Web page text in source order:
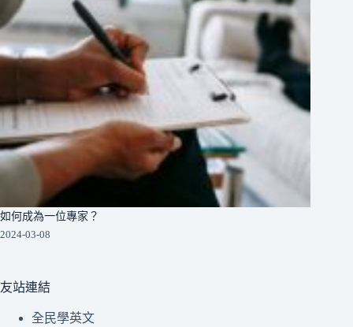
如何成為一位專家？
2024-03-08
友站連結
全民學英文